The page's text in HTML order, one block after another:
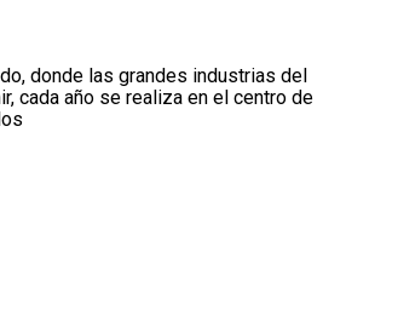
donde las grandes industrias del
cada año se realiza en el centro de